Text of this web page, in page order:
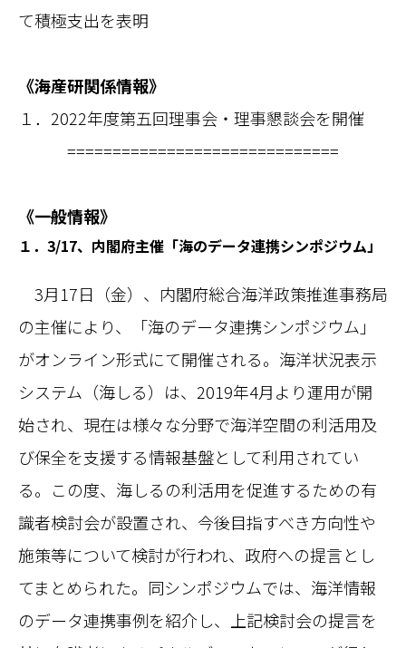
て積極支出を表明
《海産研関係情報》
１．2022年度第五回理事会・理事懇談会を開催
==============================
《一般情報》
１．3/17、内閣府主催「海のデータ連携シンポジウム」
3月17日（金）、内閣府総合海洋政策推進事務局
の主催により、「海のデータ連携シンポジウム」
がオンライン形式にて開催される。海洋状況表示
システム（海しる）は、2019年4月より運用が開
始され、現在は様々な分野で海洋空間の利活用及
び保全を支援する情報基盤として利用されてい
る。この度、海しるの利活用を促進するための有
識者検討会が設置され、今後目指すべき方向性や
施策等について検討が行われ、政府への提言とし
てまとめられた。同シンポジウムでは、海洋情報
のデータ連携事例を紹介し、上記検討会の提言を